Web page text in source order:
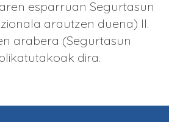
esparruan Segurtasun
arautzen duena) II.
arabera (Segurtasun
dira.